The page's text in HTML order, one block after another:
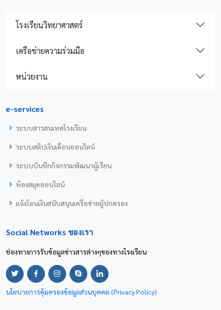
โรงเรียนวิทยาศาสตร์
เครือข่ายความร่วมมือ
หน่วยงาน
e-services
ระบบสารสนเทศโรงเรียน
ระบบสลิปเงินเดือนออนไลน์
ระบบบันทึกกิจกรรมพัฒนาผู้เรียน
ห้องสมุดออนไลน์
แจ้งโอนเงินสนับสนุนเครือข่ายผู้ปกครอง
Social Networks ของเรา
ช่องทางการรับข้อมูลข่าวสารต่างๆของทางโรงเรียน
นโยบายการคุ้มครองข้อมูลส่วนบุคคล (Privacy Policy)